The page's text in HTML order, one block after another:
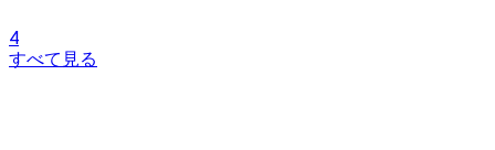
4
すべて見る